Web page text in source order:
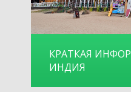
КРАТКАЯ
ИНДИЯ